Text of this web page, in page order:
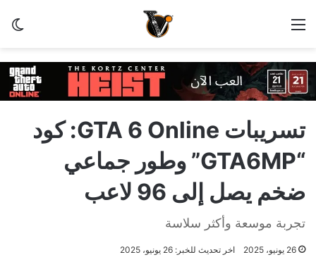
القائمة
تسريبات GTA 6 Online: كود
“GTA6MP” وطور جماعي
ضخم يصل إلى 96 لاعب
تجربة موسعة وأكثر سلاسة
26 يونيو، 2025 اخر تحديث للخبر: 26 يونيو، 2025